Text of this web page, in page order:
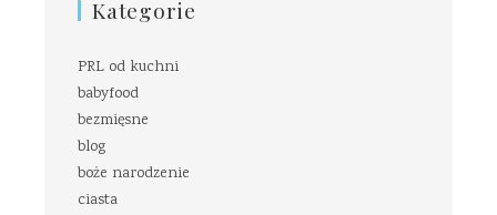
Kategorie
PRL od kuchni
babyfood
bezmięsne
blog
boże narodzenie
ciasta